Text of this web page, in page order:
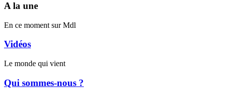
A la une
En ce moment sur Mdl
Vidéos
Le monde qui vient
Qui sommes-nous ?